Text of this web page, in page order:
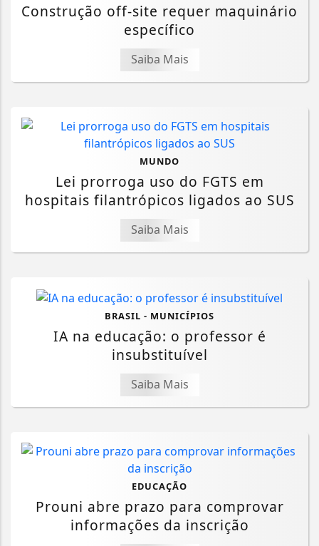
Construção off-site requer maquinário
específico
Saiba Mais
MUNDO
Lei prorroga uso do FGTS em
hospitais filantrópicos ligados ao SUS
Saiba Mais
BRASIL - MUNICÍPIOS
IA na educação: o professor é
insubstituível
Saiba Mais
EDUCAÇÃO
Prouni abre prazo para comprovar
informações da inscrição